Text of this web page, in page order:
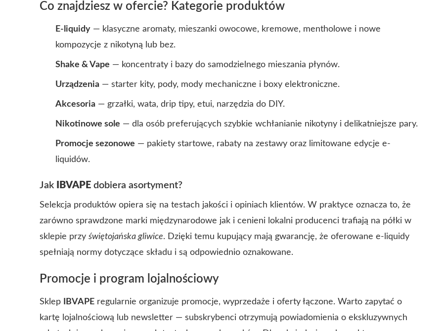
Co znajdziesz w ofercie? Kategorie produktów
E-liquidy — klasyczne aromaty, mieszanki owocowe, kremowe, mentholowe i nowe
kompozycje z nikotyną lub bez.
Shake & Vape — koncentraty i bazy do samodzielnego mieszania płynów.
Urządzenia — starter kity, pody, mody mechaniczne i boxy elektroniczne.
Akcesoria — grzałki, wata, drip tipy, etui, narzędzia do DIY.
Nikotinowe sole — dla osób preferujących szybkie wchłanianie nikotyny i delikatniejsze pary.
Promocje sezonowe — pakiety startowe, rabaty na zestawy oraz limitowane edycje e-
liquidów.
Jak IBVAPE dobiera asortyment?
Selekcja produktów opiera się na testach jakości i opiniach klientów. W praktyce oznacza to, że
zarówno sprawdzone marki międzynarodowe jak i cenieni lokalni producenci trafiają na półki w
sklepie przy świętojańska gliwice. Dzięki temu kupujący mają gwarancję, że oferowane e-liquidy
spełniają normy dotyczące składu i są odpowiednio oznakowane.
Promocje i program lojalnościowy
Sklep IBVAPE regularnie organizuje promocje, wyprzedaże i oferty łączone. Warto zapytać o
kartę lojalnościową lub newsletter — subskrybenci otrzymują powiadomienia o ekskluzywnych